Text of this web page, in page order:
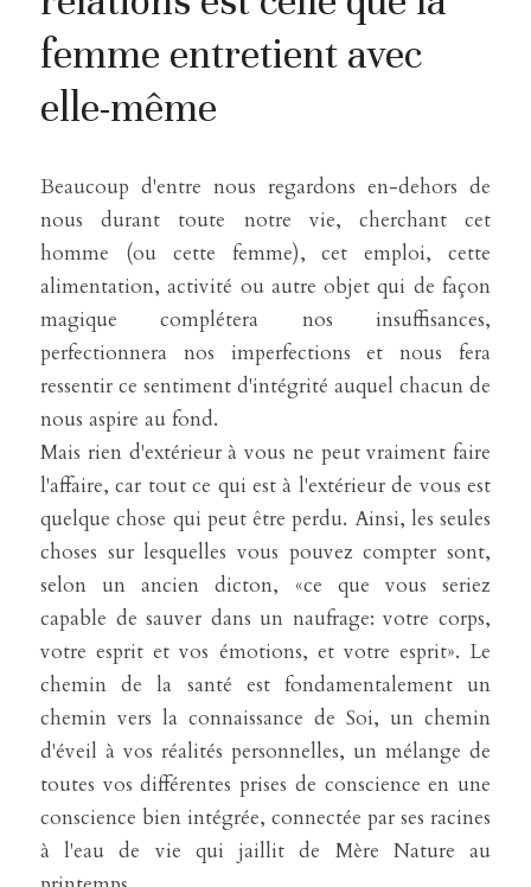
femme entretient avec
elle-même
Beaucoup d'entre nous regardons en-dehors de
nous durant toute notre vie, cherchant cet
homme (ou cette femme), cet emploi, cette
alimentation, activité ou autre objet qui de façon
magique complétera nos insuffisances,
perfectionnera nos imperfections et nous fera
ressentir ce sentiment d'intégrité auquel chacun de
nous aspire au fond.
Mais rien d'extérieur à vous ne peut vraiment faire
l'affaire, car tout ce qui est à l'extérieur de vous est
quelque chose qui peut être perdu. Ainsi, les seules
choses sur lesquelles vous pouvez compter sont,
selon un ancien dicton, «ce que vous seriez
capable de sauver dans un naufrage: votre corps,
votre esprit et vos émotions, et votre esprit». Le
chemin de la santé est fondamentalement un
chemin vers la connaissance de Soi, un chemin
d'éveil à vos réalités personnelles, un mélange de
toutes vos différentes prises de conscience en une
conscience bien intégrée, connectée par ses racines
à l'eau de vie qui jaillit de Mère Nature au